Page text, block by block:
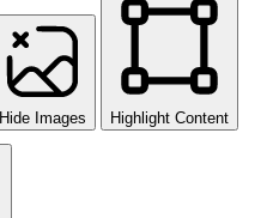
Hide Images Highlight Content